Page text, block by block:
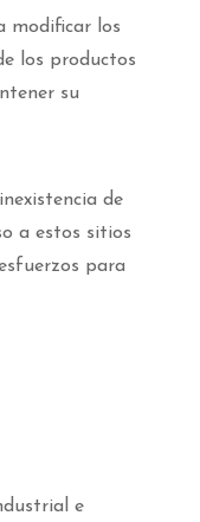
modificar los
los productos
su
de
a estos sitios
para
e